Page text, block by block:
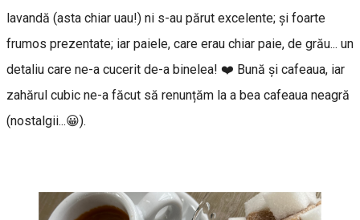
lavandă (asta chiar uau!) ni s-au părut excelente; și foarte
frumos prezentate; iar paiele, care erau chiar paie, de grău... un
detaliu care ne-a cucerit de-a binelea! ❤️ Bună și cafeaua, iar
zahărul cubic ne-a făcut să renunțăm la a bea cafeaua neagră
(nostalgii...😀).